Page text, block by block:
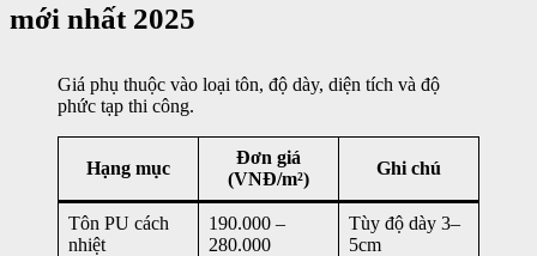
mới nhất 2025
Giá phụ thuộc vào loại tôn, độ dày, diện tích và độ
phức tạp thi công.
Hạng mục
Đơn giá
(VNĐ/m²)
Ghi chú
Tôn PU cách
nhiệt
190.000 –
280.000
Tùy độ dày 3–
5cm